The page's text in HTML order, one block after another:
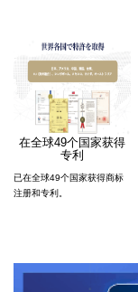
在全球49个国家获得
专利
已在全球49个国家获得商标
注册和专利。